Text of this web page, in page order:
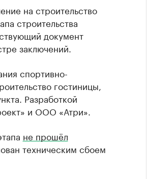
на строительство
строительства
документ
заключений.
спортивно-
гостиницы,
Разработкой
и ООО «Атри».
не прошёл
техническим сбоем